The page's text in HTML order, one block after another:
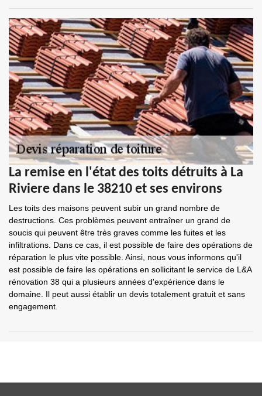
La remise en l'état des toits détruits à La
Riviere dans le 38210 et ses environs
Les toits des maisons peuvent subir un grand nombre de
destructions. Ces problèmes peuvent entraîner un grand de
soucis qui peuvent être très graves comme les fuites et les
infiltrations. Dans ce cas, il est possible de faire des opérations de
réparation le plus vite possible. Ainsi, nous vous informons qu'il
est possible de faire les opérations en sollicitant le service de L&A
rénovation 38 qui a plusieurs années d'expérience dans le
domaine. Il peut aussi établir un devis totalement gratuit et sans
engagement.